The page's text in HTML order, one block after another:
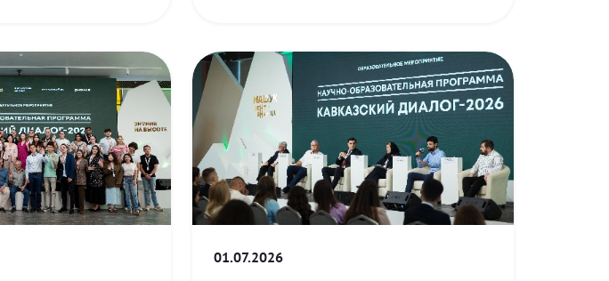
01.07.2026